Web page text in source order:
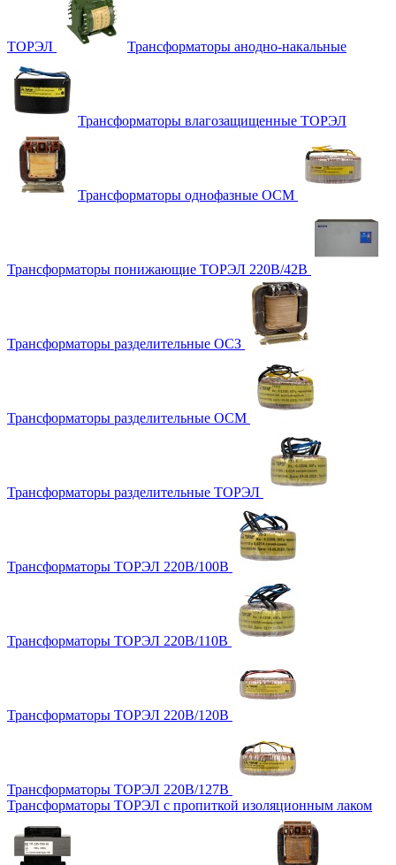
ТОРЭЛ Трансформаторы анодно-накальные
Трансформаторы влагозащищенные ТОРЭЛ
Трансформаторы однофазные ОСМ
Трансформаторы понижающие ТОРЭЛ 220В/42В
Трансформаторы разделительные ОСЗ
Трансформаторы разделительные ОСМ
Трансформаторы разделительные ТОРЭЛ
Трансформаторы ТОРЭЛ 220В/100В
Трансформаторы ТОРЭЛ 220В/110В
Трансформаторы ТОРЭЛ 220В/120В
Трансформаторы ТОРЭЛ 220В/127В
Трансформаторы ТОРЭЛ с пропиткой изоляционным лаком